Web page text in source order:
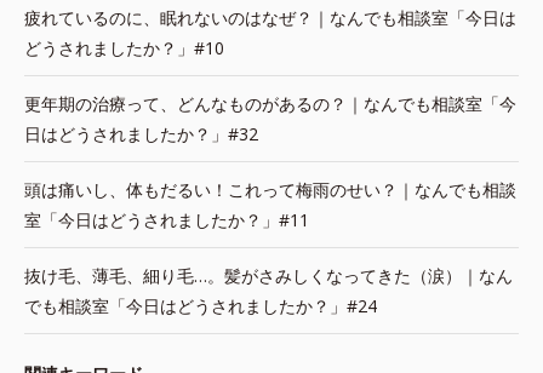
疲れているのに、眠れないのはなぜ？｜なんでも相談室「今日は
どうされましたか？」#10
更年期の治療って、どんなものがあるの？｜なんでも相談室「今
日はどうされましたか？」#32
頭は痛いし、体もだるい！これって梅雨のせい？｜なんでも相談
室「今日はどうされましたか？」#11
抜け毛、薄毛、細り毛…。髪がさみしくなってきた（涙）｜なん
でも相談室「今日はどうされましたか？」#24